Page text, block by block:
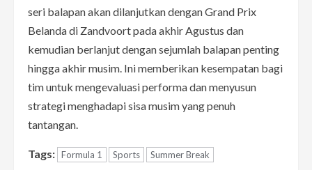
seri balapan akan dilanjutkan dengan Grand Prix
Belanda di Zandvoort pada akhir Agustus dan
kemudian berlanjut dengan sejumlah balapan penting
hingga akhir musim. Ini memberikan kesempatan bagi
tim untuk mengevaluasi performa dan menyusun
strategi menghadapi sisa musim yang penuh
tantangan.
Tags: Formula 1 Sports Summer Break